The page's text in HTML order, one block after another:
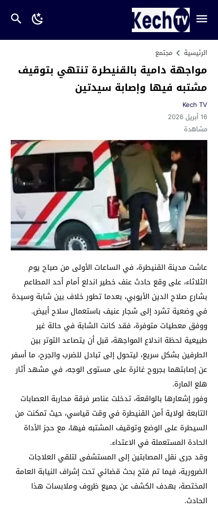
الرئيسية مجتمع
مواجهة دامية بالقنيطرة تنتهي بتوقيف
مشتبه فيها وإصابة سيدتين
Kech TV
16 أبريل 2026
مشاهدة
عاشت مدينة القنيطرة، في الساعات الأولى من صباح يوم
الثلاثاء، على وقع حادث عنف خطير اندلع أمام أحد المطاعم
بشارع صلاح الدين الأيوبي، بعدما تطور خلاف بين شابة وسيدة
في وضعية تشرد إلى شجار عنيف باستعمال سلاح أبيض.
ووفق معطيات متوفرة، فقد كانت الشابة في حالة غير
طبيعية لحظة اندلاع المواجهة، قبل أن يتصاعد التوتر بين
الطرفين بشكل سريع، ليتحول إلى تبادل للضرب والجرح، ما أسفر
عن إصابتهما بجروح غائرة على مستوى الوجه، في مشهد أثار
هلع المارة.
وفور إشعارها بالواقعة، تدخلت عناصر فرقة محاربة العصابات
التابعة لولاية أمن القنيطرة في وقت قياسي، حيث تمكنت من
السيطرة على الوضع وتوقيف المشتبه فيها، مع حجز الأداة
الحادة المستعملة في الاعتداء.
وقد جرى نقل المصابتين إلى المستشفى لتلقي العلاجات
الضرورية، فيما تم فتح بحث قضائي تحت إشراف النيابة العامة
المختصة، بهدف الكشف عن جميع ظروف وملابسات هذا
الحادث.